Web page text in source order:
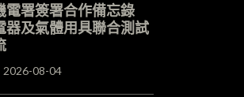
電署簽署合作備忘錄
器及氣體用具聯合測試
2026-08-04